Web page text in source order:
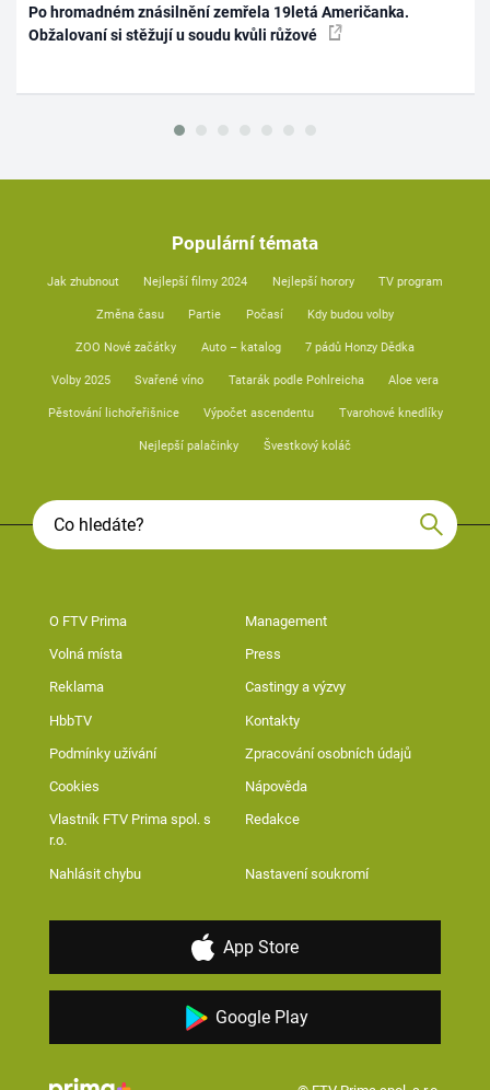
Po hromadném znásilnění zemřela 19letá Američanka.
Obžalovaní si stěžují u soudu kvůli růžové
Populární témata
Jak zhubnout Nejlepší filmy 2024 Nejlepší horory TV program
Změna času Partie Počasí Kdy budou volby
ZOO Nové začátky Auto – katalog 7 pádů Honzy Dědka
Volby 2025 Svařené víno Tatarák podle Pohlreicha Aloe vera
Pěstování lichořeřišnice Výpočet ascendentu Tvarohové knedlíky
Nejlepší palačinky Švestkový koláč
O FTV Prima Management
Volná místa Press
Reklama Castingy a výzvy
HbbTV Kontakty
Podmínky užívání Zpracování osobních údajů
Cookies Nápověda
Vlastník FTV Prima spol. s
r.o.
Redakce
Nahlásit chybu Nastavení soukromí
App Store
Google Play